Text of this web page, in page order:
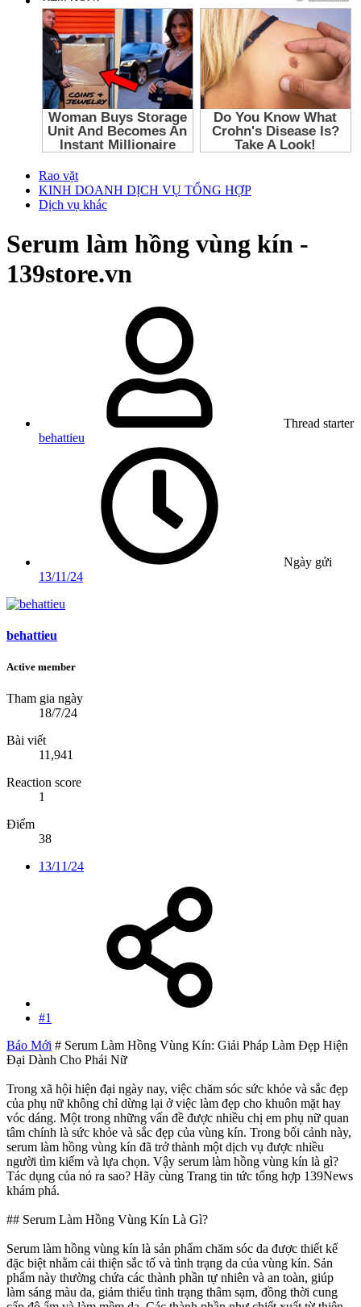
Rao vặt
KINH DOANH DỊCH VỤ TỔNG HỢP
Dịch vụ khác
Serum làm hồng vùng kín -
139store.vn
Thread starter
behattieu
Ngày gửi
13/11/24
behattieu
Active member
Tham gia ngày
18/7/24
Bài viết
11,941
Reaction score
1
Điểm
38
13/11/24
#1
Báo Mới # Serum Làm Hồng Vùng Kín: Giải Pháp Làm Đẹp Hiện
Đại Dành Cho Phái Nữ
Trong xã hội hiện đại ngày nay, việc chăm sóc sức khỏe và sắc đẹp
của phụ nữ không chỉ dừng lại ở việc làm đẹp cho khuôn mặt hay
vóc dáng. Một trong những vấn đề được nhiều chị em phụ nữ quan
tâm chính là sức khỏe và sắc đẹp của vùng kín. Trong bối cảnh này,
serum làm hồng vùng kín đã trở thành một dịch vụ được nhiều
người tìm kiếm và lựa chọn. Vậy serum làm hồng vùng kín là gì?
Tác dụng của nó ra sao? Hãy cùng Trang tin tức tổng hợp 139News
khám phá.
## Serum Làm Hồng Vùng Kín Là Gì?
Serum làm hồng vùng kín là sản phẩm chăm sóc da được thiết kế
đặc biệt nhằm cải thiện sắc tố và tình trạng da của vùng kín. Sản
phẩm này thường chứa các thành phần tự nhiên và an toàn, giúp
làm sáng màu da, giảm thiểu tình trạng thâm sạm, đồng thời cung